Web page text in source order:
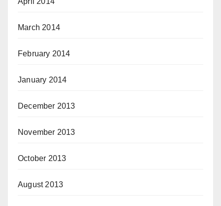
March 2014
February 2014
January 2014
December 2013
November 2013
October 2013
August 2013